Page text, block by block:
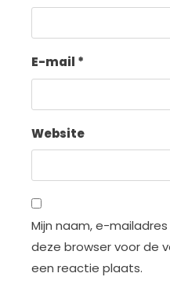
E-mail *
Website
Mijn naam, e-
deze browser voor de
een reactie plaats.